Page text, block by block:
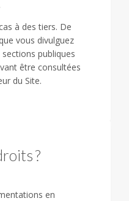
à des tiers. De
vous divulguez
publiques
être consultées
du Site.
?
en